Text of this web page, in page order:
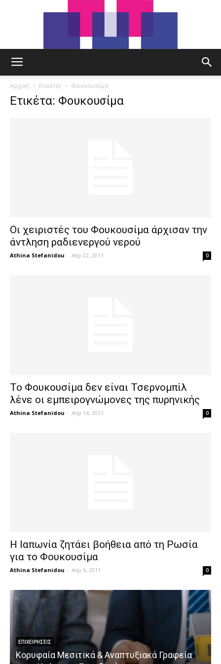
Αρχική Ετικέτες Φουκουσίμα
Ετικέτα: Φουκουσίμα
Οι χειριστές του Φουκουσίμα άρχισαν την
άντληση ραδιενεργού νερού
Athina Stefanidou - Απρ 22, 2011 0
Το Φουκουσίμα δεν είναι Τσερνομπίλ
λένε οι εμπειρογνώμονες της πυρηνικής
Athina Stefanidou - Απρ 14, 2011 0
Η Ιαπωνία ζητάει βοήθεια από τη Ρωσία
για το Φουκουσίμα
Athina Stefanidou - Απρ 6, 2011 0
ΕΠΙΧΕΙΡΉΣΕΙΣ
Κορυφαία Μεσιτικά & Αναπτυξιακά Γραφεία